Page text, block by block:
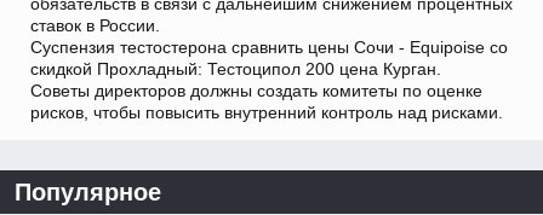
ставок в России.
Суспензия тестостерона сравнить цены Сочи - Equipoise со
скидкой Прохладный: Тестоципол 200 цена Курган.
Советы директоров должны создать комитеты по оценке
рисков, чтобы повысить внутренний контроль над рисками.
Популярное